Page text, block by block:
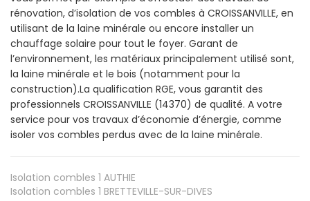
rénovation, d’isolation de vos combles à CROISSANVILLE, en
utilisant de la laine minérale ou encore installer un
chauffage solaire pour tout le foyer. Garant de
l’environnement, les matériaux principalement utilisé sont,
la laine minérale et le bois (notamment pour la
construction).La qualification RGE, vous garantit des
professionnels CROISSANVILLE (14370) de qualité. A votre
service pour vos travaux d’économie d’énergie, comme
isoler vos combles perdus avec de la laine minérale.
Isolation combles 1 AUTHIE
Isolation combles 1 BRETTEVILLE-SUR-DIVES